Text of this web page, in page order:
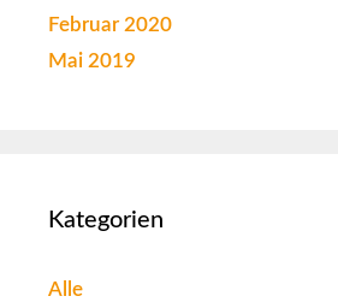
Februar 2020
Mai 2019
Kategorien
Alle